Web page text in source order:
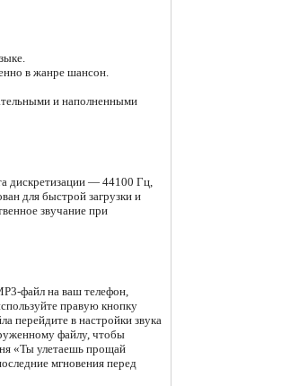
в жанре шансон.
и наполненными
дискретизации — 44100 Гц,
для быстрой загрузки и
звучание при
файл на ваш телефон,
правую кнопку
перейдите в настройки звука
файлу, чтобы
«Ты улетаешь прощай
мгновения перед